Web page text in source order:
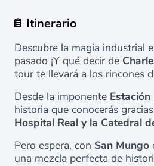
Itinerario
Descubre la magia industrial
pasado ¡Y qué decir de
tour te llevará a los rincones
Desde la imponente
historia que conocerás
Hospital Real y la Catedral
Pero espera, con San Mungo
una mezcla perfecta de